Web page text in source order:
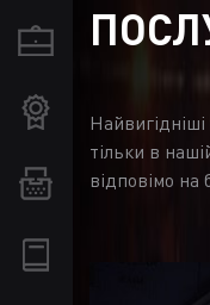
тільки в
відповімо на